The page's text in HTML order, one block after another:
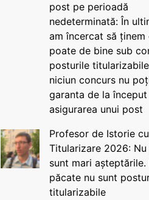
post pe perioadă
nedeterminată: În
am încercat să ținem
poate de bine sub
posturile
niciun concurs nu
garanta de la început
asigurarea unui post
Profesor de Istorie
Titularizare 2026: Nu
sunt mari așteptările.
păcate nu sunt
titularizabile